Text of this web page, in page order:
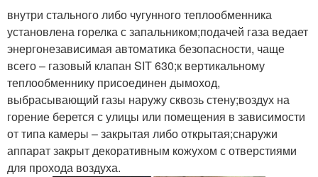
внутри стального либо чугунного теплообменника
установлена горелка с запальником;подачей газа ведает
энергонезависимая автоматика безопасности, чаще
всего – газовый клапан SIT 630;к вертикальному
теплообменнику присоединен дымоход,
выбрасывающий газы наружу сквозь стену;воздух на
горение берется с улицы или помещения в зависимости
от типа камеры – закрытая либо открытая;снаружи
аппарат закрыт декоративным кожухом с отверстиями
для прохода воздуха.